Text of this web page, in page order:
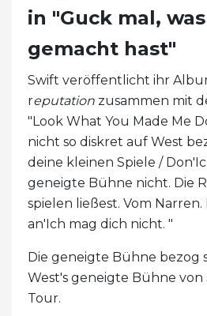
in "Guck mal,
gemacht hast"
Swift veröffentlicht ihr
reputation zusammen mit
"Look What You Made Me
nicht so diskret auf West
deine kleinen Spiele /
geneigte Bühne nicht. Die
spielen ließest. Vom Narren.
an'Ich mag dich nicht. "
Die geneigte Bühne bezog
West's geneigte Bühne von
Tour.